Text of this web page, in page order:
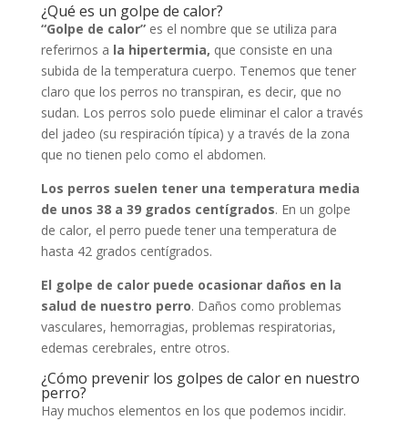
¿Qué es un golpe de calor?
“Golpe de calor”es el nombre que se utiliza para
referirnos a la hipertermia, que consiste en una
subida de la temperatura cuerpo. Tenemos que tener
claro que los perros no transpiran, es decir, que no
sudan. Los perros solo puede eliminar el calor a través
del jadeo (su respiración típica) y a través de la zona
que no tienen pelo como el abdomen.
Los perros suelen tener una temperatura media
de unos 38 a 39 grados centígrados. En un golpe
de calor, el perro puede tener una temperatura de
hasta 42 grados centígrados.
El golpe de calor puede ocasionar daños en la
salud de nuestro perro. Daños como problemas
vasculares, hemorragias, problemas respiratorias,
edemas cerebrales, entre otros.
¿Cómo prevenir los golpes de calor en nuestro
perro?
Hay muchos elementos en los que podemos incidir.